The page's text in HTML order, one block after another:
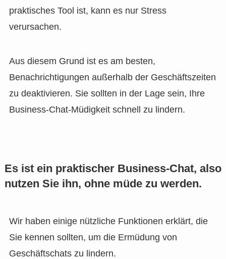
praktisches Tool ist, kann es nur Stress
verursachen.
Aus diesem Grund ist es am besten,
Benachrichtigungen außerhalb der Geschäftszeiten
zu deaktivieren. Sie sollten in der Lage sein, Ihre
Business-Chat-Müdigkeit schnell zu lindern.
Es ist ein praktischer Business-Chat, also
nutzen Sie ihn, ohne müde zu werden.
Wir haben einige nützliche Funktionen erklärt, die
Sie kennen sollten, um die Ermüdung von
Geschäftschats zu lindern.